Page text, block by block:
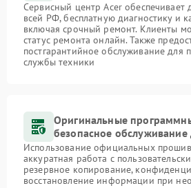
Сервисный центр Acer обеспечивает
всей РФ, бесплатную диагностику и
включая срочный ремонт. Клиенты
статус ремонта онлайн. Также
постгарантийное обслуживание для
службы техники
Оригинальные
безопасное
Использование официальных
аккуратная работа с
резервное копирование,
восстановление информации при